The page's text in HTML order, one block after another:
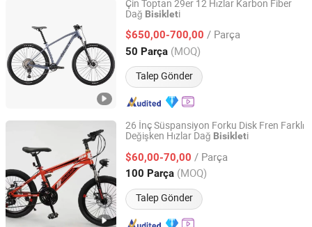
Çin Toptan 29er 12 Hızlar Karbon Fiber
Dağ Bisikleti
$650,00-700,00 / Parça
50 Parça (MOQ)
Talep Gönder
Dongguan Keteles Outdoor Sporting Goods Co., Ltd.
Guangdong, China Fiyat 2025
26 İnç Süspansiyon Forku Disk Fren Farklı
Değişken Hızlar Dağ Bisikleti
$60,00-70,00 / Parça
100 Parça (MOQ)
Talep Gönder
Guangzong Shuanglong Bicycle Industry Co., Ltd.
Hebei, China Fiyat 2018